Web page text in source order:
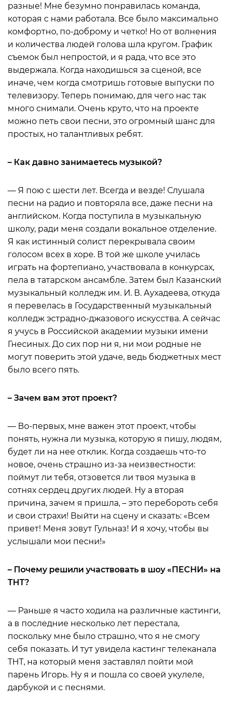
разные! Мне безумно понравилась команда,
которая с нами работала. Все было максимально
комфортно, по-доброму и четко! Но от волнения
и количества людей голова шла кругом. График
съемок был непростой, и я рада, что все это
выдержала. Когда находишься за сценой, все
иначе, чем когда смотришь готовые выпуски по
телевизору. Теперь понимаю, для чего нас так
много снимали. Очень круто, что на проекте
можно петь свои песни, это огромный шанс для
простых, но талантливых ребят.
– Как давно занимаетесь музыкой?
— Я пою с шести лет. Всегда и везде! Слушала
песни на радио и повторяла все, даже песни на
английском. Когда поступила в музыкальную
школу, ради меня создали вокальное отделение.
Я как истинный солист перекрывала своим
голосом всех в хоре. В той же школе училась
играть на фортепиано, участвовала в конкурсах,
пела в татарском ансамбле. Затем был Казанский
музыкальный колледж им. И. В. Аухадеева, откуда
я перевелась в Государственный музыкальный
колледж эстрадно-джазового искусства. А сейчас
я учусь в Российской академии музыки имени
Гнесиных. До сих пор ни я, ни мои родные не
могут поверить этой удаче, ведь бюджетных мест
было всего пять.
– Зачем вам этот проект?
— Во-первых, мне важен этот проект, чтобы
понять, нужна ли музыка, которую я пишу, людям,
будет ли на нее отклик. Когда создаешь что-то
новое, очень страшно из-за неизвестности:
поймут ли тебя, отзовется ли твоя музыка в
сотнях сердец других людей. Ну а вторая
причина, зачем я пришла, – это перебороть себя
и свои страхи! Выйти на сцену и сказать: «Всем
привет! Меня зовут Гульназ! И я хочу, чтобы вы
услышали мои песни!»
– Почему решили участвовать в шоу «ПЕСНИ» на
ТНТ?
— Раньше я часто ходила на различные кастинги,
а в последние несколько лет перестала,
поскольку мне было страшно, что я не смогу
себя показать. И тут увидела кастинг телеканала
ТНТ, на который меня заставлял пойти мой
парень Игорь. Ну я и пошла со своей укулеле,
дарбукой и с песнями.